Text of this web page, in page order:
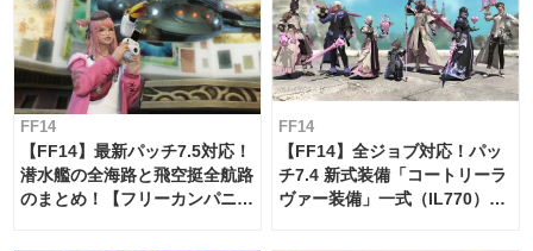
FF14
【FF14】最新パッチ7.5対応！
潜水艦の全海路と飛空挺全航路
のまとめ！【フリーカンパニ
FF14
【FF14】全ジョブ対応！パッ
チ7.4 新式装備「コートリーラ
ヴァー装備」一式（IL770）の